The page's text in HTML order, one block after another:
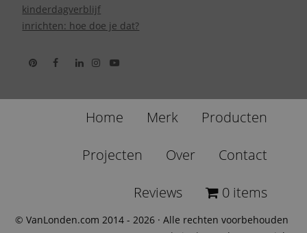
kinderdagverblijf
inrichten: hoe doe je dat?
Home Merk Producten
Projecten Over Contact
Reviews 0 items
© VanLonden.com 2014 - 2026 · Alle rechten voorbehouden